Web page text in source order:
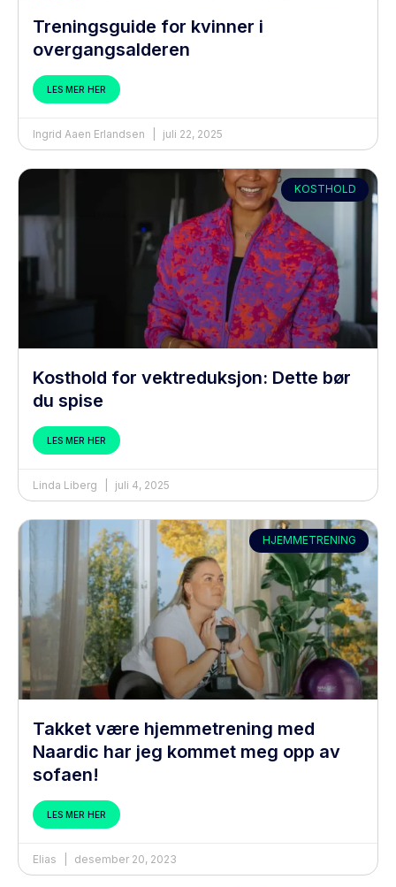
Treningsguide for kvinner i
overgangsalderen
LES MER HER
Ingrid Aaen Erlandsen juli 22, 2025
KOSTHOLD
Kosthold for vektreduksjon: Dette bør
du spise
LES MER HER
Linda Liberg juli 4, 2025
HJEMMETRENING
Takket være hjemmetrening med
Naardic har jeg kommet meg opp av
sofaen!
LES MER HER
Elias desember 20, 2023